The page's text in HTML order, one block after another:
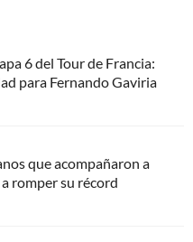
6 del Tour de Francia:
para Fernando Gaviria
que acompañaron a
romper su récord